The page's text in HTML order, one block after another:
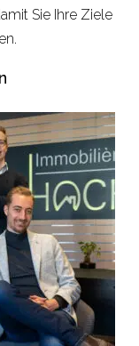
Sie Ihre Ziele